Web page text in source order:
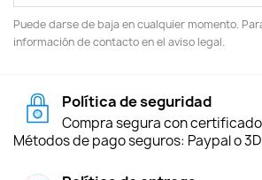
Puede darse de baja en cualquier momento.
información de contacto en el aviso legal.
Política de seguridad
Compra segura con
Métodos de pago seguros: Paypal o